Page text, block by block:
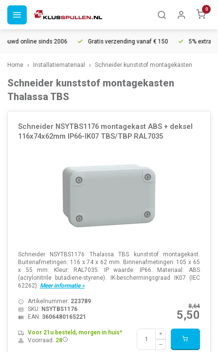
0
sinds 2006 Gratis verzending vanaf € 150 5% extra korting
Home Installatiemateriaal Schneider kunststof montagekasten
Schneider kunststof montagekasten
Thalassa TBS
Schneider NSYTBS1176 montagekast ABS + deksel
116x74x62mm IP66-IK07 TBS/TBP RAL7035
Schneider NSYTBS1176 Thalassa TBS kunststof montagekast.
Buitenafmetingen: 116 x 74 x 62 mm. Binnenafmetingen: 105 x 65
x 55 mm. Kleur: RAL7035. IP waarde: IP66. Materiaal: ABS
(acrylonitrile butadiene-styrene). IK-beschermingsgraad IK07 (IEC
62262). Meer informatie »
8,64
5,50
Artikelnummer: 223789
SKU: NSYTBS1176
EAN: 3606480165221
Voor 21u besteld, morgen in huis*
Voorraad: 28